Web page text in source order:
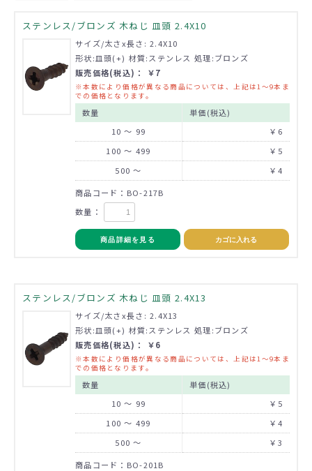
ステンレス/ブロンズ 木ねじ 皿頭 2.4X10
サイズ/太さx長さ: 2.4X10
形状:皿頭(+) 材質:ステンレス 処理:ブロンズ
販売価格(税込)： ￥7
※本数により価格が異なる商品については、上記は1～9本ま
での価格となります。
数量
単価(税込)
10 ～ 99
￥6
100 ～ 499
￥5
500 ～
￥4
商品コード：BO-217B
数量：
商品詳細を見る カゴに入れる
ステンレス/ブロンズ 木ねじ 皿頭 2.4X13
サイズ/太さx長さ: 2.4X13
形状:皿頭(+) 材質:ステンレス 処理:ブロンズ
販売価格(税込)： ￥6
※本数により価格が異なる商品については、上記は1～9本ま
での価格となります。
数量
単価(税込)
10 ～ 99
￥5
100 ～ 499
￥4
500 ～
￥3
商品コード：BO-201B